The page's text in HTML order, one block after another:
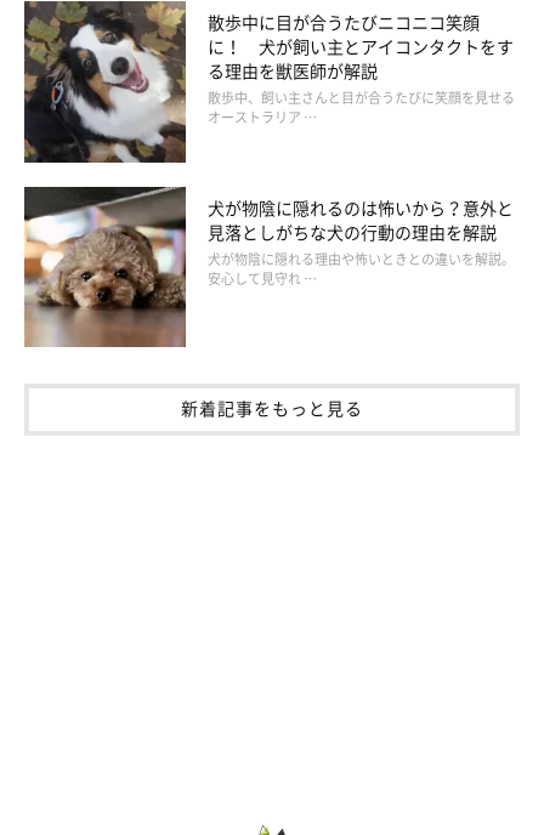
いぬのきもち投稿写真ギャラリー
一方、愛犬が以下のようなしぐさや行動をとる場合は、嫉妬する
気持ちが強くなり、ストレスを感じているおそれがあります。
嫉妬でストレスを感じているときに見せるしぐさ・行動
嫉妬している対象に唸ったり、攻撃したりする
散歩中に目が合うたびニコニコ笑顔
に！ 犬が飼い主とアイコンタクトをす
る理由を獣医師が解説
散歩中、飼い主さんと目が合うたびに笑顔を見せる
オーストラリア …
犬が物陰に隠れるのは怖いから？意外と
見落としがちな犬の行動の理由を解説
犬が物陰に隠れる理由や怖いときとの違いを解説。
安心して見守れ …
新着記事をもっと見る